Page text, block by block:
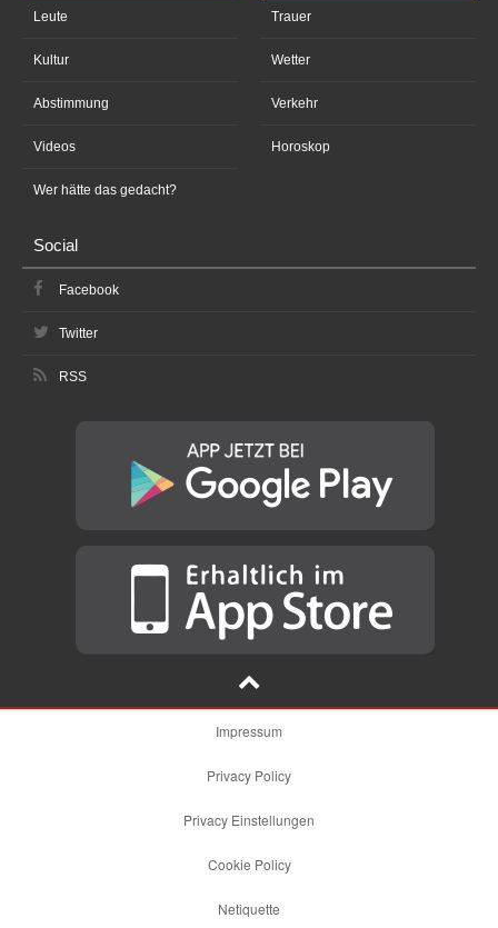
Leute
Kultur
Abstimmung
Videos
Wer hätte das gedacht?
Trauer
Wetter
Verkehr
Horoskop
Social
Facebook
Twitter
RSS
Impressum
Privacy Policy
Privacy Einstellungen
Cookie Policy
Netiquette